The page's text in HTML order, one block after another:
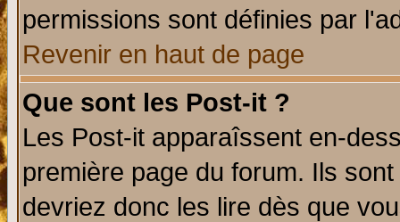
permissions sont définies par
Revenir en haut de page
Que sont les Post-it ?
Les Post-it apparaîssent en-
première page du forum. Ils
devriez donc les lire dès que